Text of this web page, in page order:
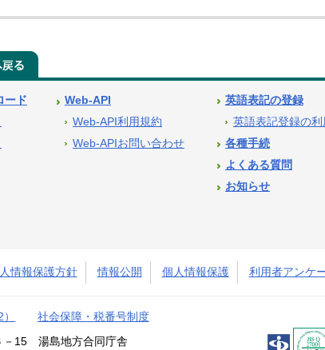
ード
Web-API
Web-API利用規約
Web-APIお問い合わせ
英語表記の登録
英語表記登録の利
各種手続
よくある質問
お知らせ
情報保護方針 情報公開 個人情報保護 利用者アンケ
社会保障・税番号制度
－15 湯島地方合同庁舎